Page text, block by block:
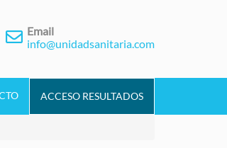
Email
info@unidadsanitaria.com
ACCESO RESULTADOS